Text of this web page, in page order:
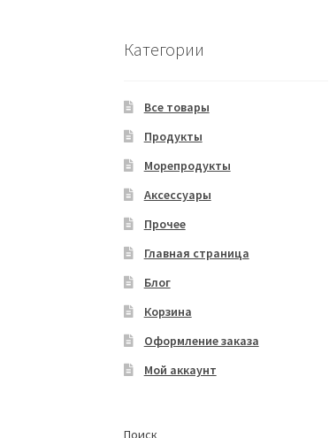
Категории
Все товары
Продукты
Морепродукты
Аксессуары
Прочее
Главная страница
Блог
Корзина
Оформление заказа
Мой аккаунт
Поиск